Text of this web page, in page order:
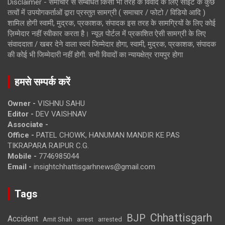
Disclaimer - समाचार से सम्बंधित किसी भी तरह के विवाद के लिए साइट के कुछ
तत्वों में उपयोगकर्ताओं द्वारा प्रस्तुत सामग्री ( समाचार / फोटो / विडियो आदि )
शामिल होगी स्वामी, मुद्रक, प्रकाशक, संपादक इस तरह के सामग्रियों के लिए कोई
ज़िम्मेदार नहीं स्वीकार करता है। न्यूज़ पोर्टल में प्रकाशित ऐसी सामग्री के लिए
संवाददाता / खबर देने वाला स्वयं जिम्मेदार होगा, स्वामी, मुद्रक, प्रकाशक, संपादक
की कोई भी जिम्मेदारी नहीं होगी. सभी विवादों का न्यायक्षेत्र रायपुर होगा
हमसे सम्पर्क करें
Owner - VISHNU SAHU
Editor - DEV VAISHNAV
Associate -
Office - PATEL CHOWK, HANUMAN MANDIR KE PAS
TIKRAPARA RAIPUR C.G.
Mobile - 7746985044
Email - insightchhattisgarhnews@gmail.com
Tags
Accident Amit Shah arrest arrested BJP Chhattisgarh